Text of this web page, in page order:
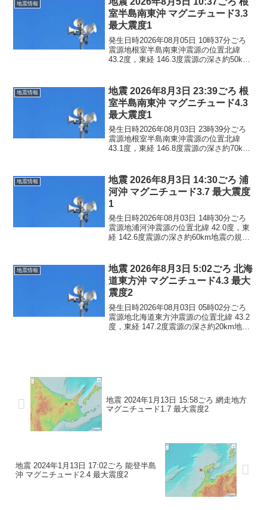
地震情報
室半島南東沖 マグニチュード3.3
最大震度1
発生日時2026年08月05日 10時37分ごろ
震源地根室半島南東沖震源の位置北緯
43.2度，東経 146.3度震源の深さ約50km
りません。震度1北海道根室市
地震情報
地震 2026年8月3日 23:39ごろ 根
室半島南東沖 マグニチュード4.3
最大震度1
発生日時2026年08月03日 23時39分ごろ
震源地根室半島南東沖震源の位置北緯
43.1度，東経 146.8度震源の深さ約70km
りません。震度1北海道浜中町...
地震情報
地震 2026年8月3日 14:30ごろ 浦
河沖 マグニチュード3.7 最大震度
1
発生日時2026年08月03日 14時30分ごろ
震源地浦河沖震源の位置北緯 42.0度，東
経 142.6度震源の深さ約60km地震の規模
震度1北海道新ひだか町浦河...
地震情報
地震 2026年8月3日 5:02ごろ 北海
道東方沖 マグニチュード4.3 最大
震度2
発生日時2026年08月03日 05時02分ごろ
震源地北海道東方沖震源の位置北緯 43.2
度，東経 147.2度震源の深さ約20km地震
地震 2024年1月13日 15:58ごろ 網走地方
マグニチュード1.7 最大震度2
地震 2024年1月13日 17:02ごろ 能登半島
沖 マグニチュード2.4 最大震度2